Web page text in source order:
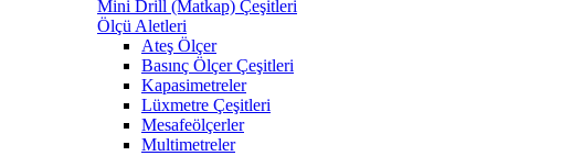
Mini Drill (Matkap) Çeşitleri
Ölçü Aletleri
Ateş Ölçer
Basınç Ölçer Çeşitleri
Kapasimetreler
Lüxmetre Çeşitleri
Mesafeölçerler
Multimetreler